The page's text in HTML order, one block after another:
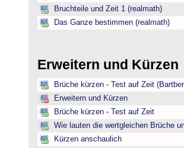
Bruchteile und Zeit 1 (realmath)
Das Ganze bestimmen (realmath)
Erweitern und Kürzen
Brüche kürzen - Test auf Zeit
Erweitern und Kürzen
Brüche kürzen - Test auf Zeit
Wie lauten die wertgleichen Brüche
Kürzen anschaulich